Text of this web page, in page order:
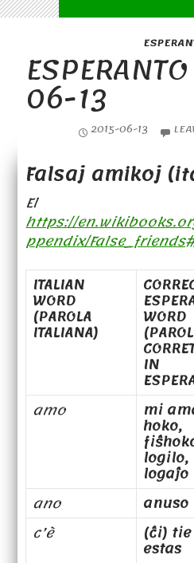
06-13
2015-06-13
Falsaj amikoj
El
https://
ppendix/
ITALIAN
WORD
(PAROLA
ITALIANA)
WORD
IN
amo
mi
hoko,
logilo,
logaĵo
ano anuso
c’è
(ĉi) tie
estas